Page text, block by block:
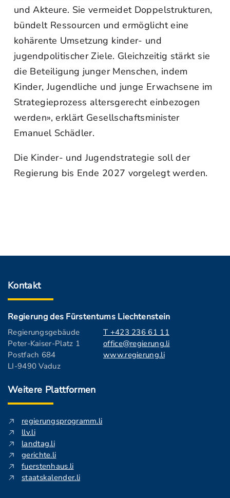
und Akteure. Sie vermeidet Doppelstrukturen,
bündelt Ressourcen und ermöglicht eine
kohärente Umsetzung kinder- und
jugendpolitischer Ziele. Gleichzeitig stärkt sie
die Beteiligung junger Menschen, indem
Kinder, Jugendliche und junge Erwachsene im
Strategieprozess altersgerecht einbezogen
werden», erklärt Gesellschaftsminister
Emanuel Schädler.
Die Kinder- und Jugendstrategie soll der
Regierung bis Ende 2027 vorgelegt werden.
Kontakt
Regierung des Fürstentums Liechtenstein
Regierungsgebäude
Peter-Kaiser-Platz 1
Postfach 684
LI-9490 Vaduz
T +423 236 61 11
office@regierung.li
www.regierung.li
Weitere Plattformen
regierungsprogramm.li
llv.li
landtag.li
gerichte.li
fuerstenhaus.li
staatskalender.li